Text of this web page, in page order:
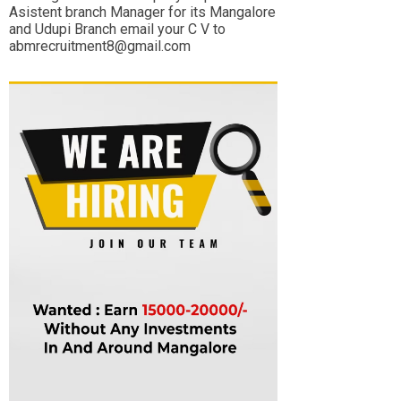
Asistent branch Manager for its Mangalore
and Udupi Branch email your C V to
abmrecruitment8@gmail.com